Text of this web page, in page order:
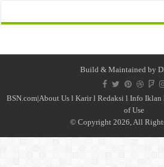
Build & Maintained by
BSN.com|About Us l Karirl Redaksi l Info Iklan
of Use
© Copyright 2026, All